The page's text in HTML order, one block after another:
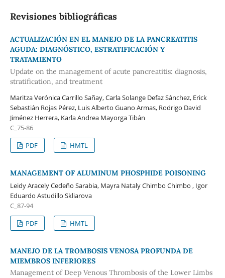
Revisiones bibliográficas
ACTUALIZACIÓN EN EL MANEJO DE LA PANCREATITIS
AGUDA: DIAGNÓSTICO, ESTRATIFICACIÓN Y
TRATAMIENTO
Update on the management of acute pancreatitis: diagnosis,
stratification, and treatment
Maritza Verónica Carrillo Sañay, Carla Solange Defaz Sánchez, Erick
Sebastián Rojas Pérez, Luis Alberto Guano Armas, Rodrigo David
Jiménez Herrera, Karla Andrea Mayorga Tibán
C_75-86
PDF
HMTL
MANAGEMENT OF ALUMINUM PHOSPHIDE POISONING
Leidy Aracely Cedeño Sarabia, Mayra Nataly Chimbo Chimbo , Igor
Eduardo Astudillo Skliarova
C_87-94
PDF
HMTL
MANEJO DE LA TROMBOSIS VENOSA PROFUNDA DE
MIEMBROS INFERIORES
Management of Deep Venous Thrombosis of the Lower Limbs